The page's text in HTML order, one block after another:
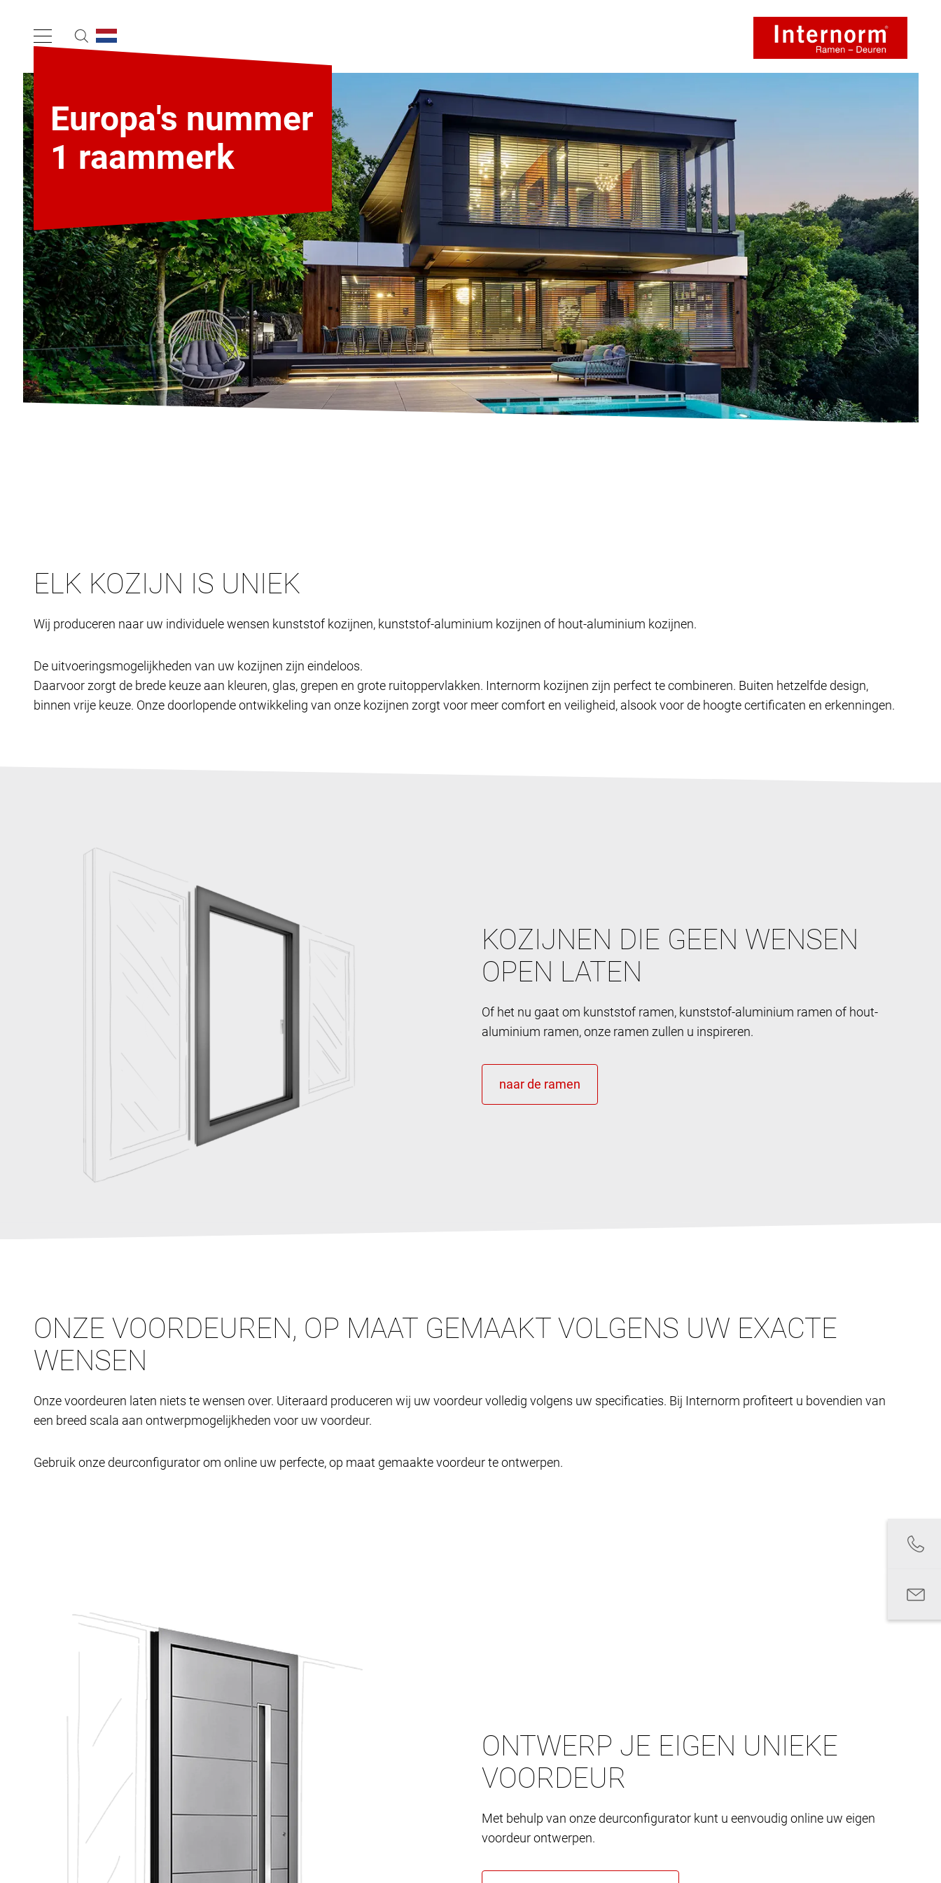
Europa's nummer
1 raammerk
ELK KOZIJN IS UNIEK
Wij produceren naar uw individuele wensen kunststof kozijnen, kunststof-aluminium kozijnen of hout-aluminium kozijnen.
De uitvoeringsmogelijkheden van uw kozijnen zijn eindeloos.
Daarvoor zorgt de brede keuze aan kleuren, glas, grepen en grote ruitoppervlakken. Internorm kozijnen zijn perfect te combineren. Buiten hetzelfde design,
binnen vrije keuze. Onze doorlopende ontwikkeling van onze kozijnen zorgt voor meer comfort en veiligheid, alsook voor de hoogte certificaten en erkenningen.
KOZIJNEN DIE GEEN WENSEN
OPEN LATEN
Of het nu gaat om kunststof ramen, kunststof-aluminium ramen of hout-
aluminium ramen, onze ramen zullen u inspireren.
ONZE VOORDEUREN, OP MAAT GEMAAKT VOLGENS UW EXACTE
WENSEN
Onze voordeuren laten niets te wensen over. Uiteraard produceren wij uw voordeur volledig volgens uw specificaties. Bij Internorm profiteert u bovendien van
een breed scala aan ontwerpmogelijkheden voor uw voordeur.
Gebruik onze deurconfigurator om online uw perfecte, op maat gemaakte voordeur te ontwerpen.
ONTWERP JE EIGEN UNIEKE
VOORDEUR
Met behulp van onze deurconfigurator kunt u eenvoudig online uw eigen
voordeur ontwerpen.